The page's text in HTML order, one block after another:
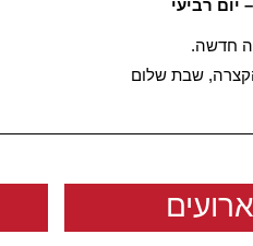
חדשה.
שבת שלום